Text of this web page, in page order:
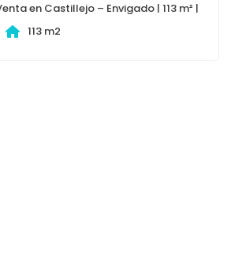
en Castillejo – Envigado | 113 m² |
113 m2